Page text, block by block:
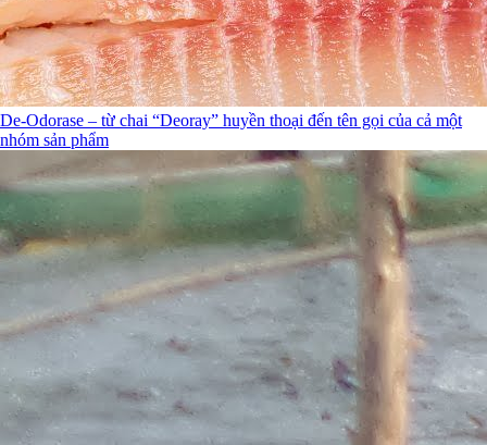
De-Odorase – từ chai “Deoray” huyền thoại đến tên gọi của cả một
nhóm sản phẩm